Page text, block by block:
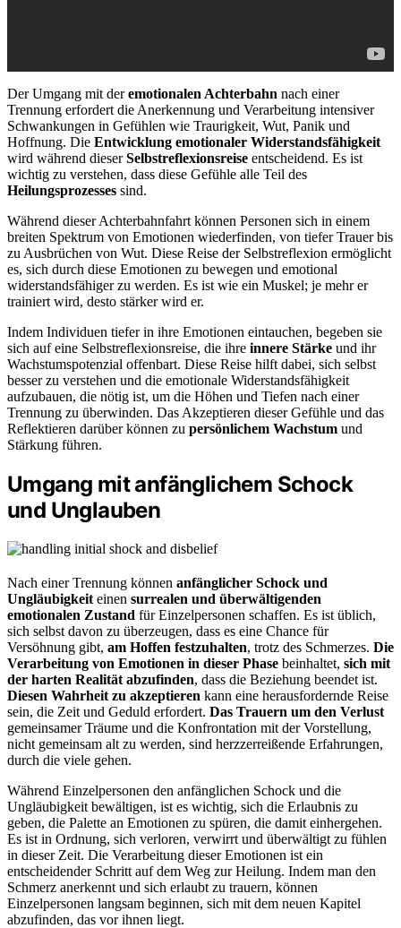
Der Umgang mit deremotionalen Achterbahn nach einer
Trennung erfordert die Anerkennung und Verarbeitung intensiver
Schwankungen in Gefühlen wie Traurigkeit, Wut, Panik und
Hoffnung. Die Entwicklung emotionaler Widerstandsfähigkeit
wird während dieserSelbstreflexionsreise entscheidend. Es ist
wichtig zu verstehen, dass diese Gefühle alle Teil des
Heilungsprozesses sind.
Während dieser Achterbahnfahrt können Personen sich in einem
breiten Spektrum von Emotionen wiederfinden, von tiefer Trauer bis
zu Ausbrüchen von Wut. Diese Reise der Selbstreflexion ermöglicht
es, sich durch diese Emotionen zu bewegen und emotional
widerstandsfähiger zu werden. Es ist wie ein Muskel; je mehr er
trainiert wird, desto stärker wird er.
Indem Individuen tiefer in ihre Emotionen eintauchen, begeben sie
sich auf eine Selbstreflexionsreise, die ihre innere Stärke und ihr
Wachstumspotenzial offenbart. Diese Reise hilft dabei, sich selbst
besser zu verstehen und die emotionale Widerstandsfähigkeit
aufzubauen, die nötig ist, um die Höhen und Tiefen nach einer
Trennung zu überwinden. Das Akzeptieren dieser Gefühle und das
Reflektieren darüber können zu persönlichem Wachstum und
Stärkung führen.
Umgang mit anfänglichem Schock
und Unglauben
Nach einer Trennung können anfänglicher Schock und
Ungläubigkeit einen surrealen und überwältigenden
emotionalen Zustand für Einzelpersonen schaffen. Es ist üblich,
sich selbst davon zu überzeugen, dass es eine Chance für
Versöhnung gibt, am Hoffen festzuhalten, trotz des Schmerzes. Die
Verarbeitung von Emotionen in dieser Phase beinhaltet, sich mit
der harten Realität abzufinden, dass die Beziehung beendet ist.
Diesen Wahrheit zu akzeptieren kann eine herausfordernde Reise
sein, die Zeit und Geduld erfordert. Das Trauern um den Verlust
gemeinsamer Träume und die Konfrontation mit der Vorstellung,
nicht gemeinsam alt zu werden, sind herzzerreißende Erfahrungen,
durch die viele gehen.
Während Einzelpersonen den anfänglichen Schock und die
Ungläubigkeit bewältigen, ist es wichtig, sich die Erlaubnis zu
geben, die Palette an Emotionen zu spüren, die damit einhergehen.
Es ist in Ordnung, sich verloren, verwirrt und überwältigt zu fühlen
in dieser Zeit. Die Verarbeitung dieser Emotionen ist ein
entscheidender Schritt auf dem Weg zur Heilung. Indem man den
Schmerz anerkennt und sich erlaubt zu trauern, können
Einzelpersonen langsam beginnen, sich mit dem neuen Kapitel
abzufinden, das vor ihnen liegt.